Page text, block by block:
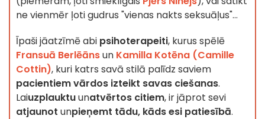
ne vienmēr ļoti gudrus "vienas nakts seksuāļus"...
Īpaši jāatzīmē abi psihoterapeiti, kurus spēlē
Fransuā Berlēānsun Kamilla Kotēna (Camille
Cottin), kuri katrs savā stilā palīdz saviem
pacientiemvārdos izteikt savas ciešanas.
Laiuzplauktuunatvērtos citiem, ir jāprot sevi
atjaunot unpieņemt tādu, kāds esi patiesībā.